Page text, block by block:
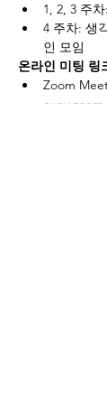
1, 2, 3 주
4 주차: 생
인 모임
온라인 미팅 링
Zoom